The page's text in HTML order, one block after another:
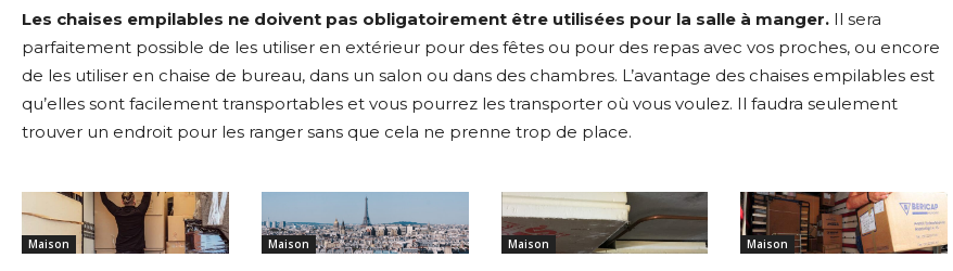
Les chaises empilables ne doivent pas obligatoirement être utilisées pour la salle à manger. Il sera
parfaitement possible de les utiliser en extérieur pour des fêtes ou pour des repas avec vos proches, ou encore
de les utiliser en chaise de bureau, dans un salon ou dans des chambres. L’avantage des chaises empilables est
qu’elles sont facilement transportables et vous pourrez les transporter où vous voulez. Il faudra seulement
trouver un endroit pour les ranger sans que cela ne prenne trop de place.
Maison Maison Maison Maison